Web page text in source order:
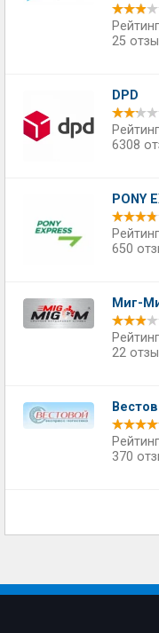
25
DPD
6308
PONY
650
Миг-
22
370